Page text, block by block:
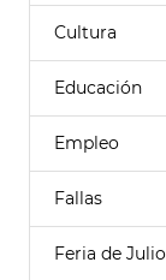
Cultura
Educación
Empleo
Fallas
Feria de Julio